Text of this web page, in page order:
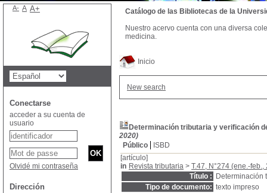
Inicio
New search
Determinación tributaria y verificación
2020)
Público
ISBD
[artículo]
in Revista tributaria > T.47, N°274 (ene.-feb.,
Título :
Determinación
Tipo de documento: texto impreso
Catálogo de las Bibliotecas de la
Nuestro acervo cuenta con una diversa
medicina.
A- A A+
Conectarse
acceder a su cuenta de
usuario
Olvidé mi contraseña
Dirección